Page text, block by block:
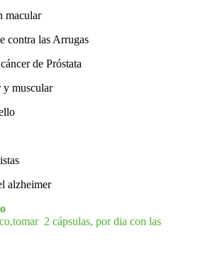
macular
contra las Arrugas
de Próstata
y muscular
alzheimer
2 cápsulas, por dia con las